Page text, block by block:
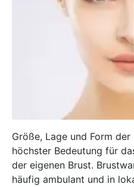
Größe, Lage und Form
höchster Bedeutung für
der eigenen Brust.
häufig ambulant und in